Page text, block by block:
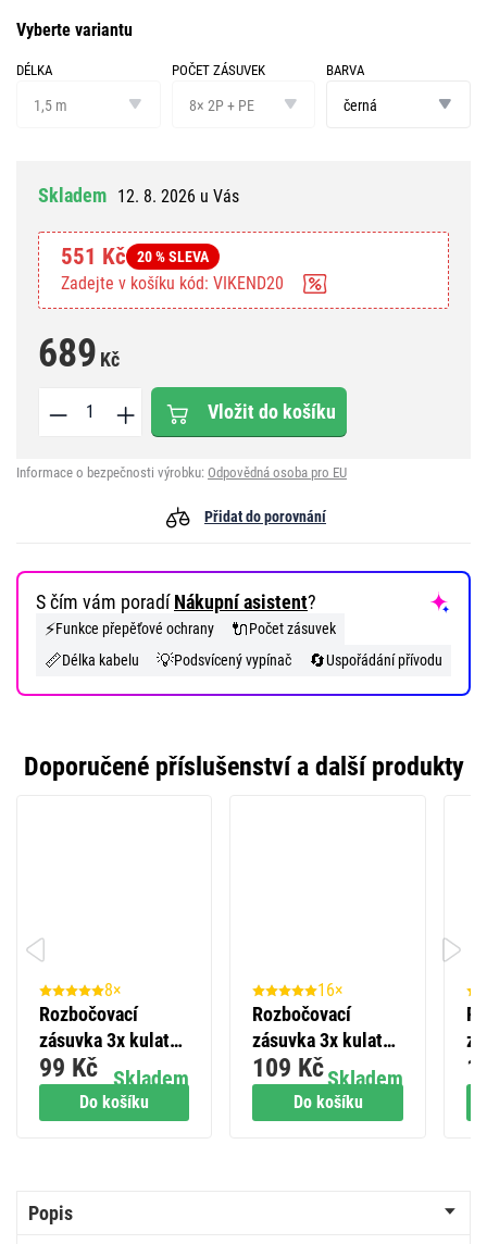
Vyberte variantu
DÉLKA
1,5 m
POČET ZÁSUVEK
zásuvek
8× 2P + PE
BARVA
černá
Skladem 12. 8. 2026 u Vás
551 Kč 20 % SLEVA
Zadejte v košíku kód: VIKEND20
689 Kč
Vložit do košíku
Informace o bezpečnosti výrobku: Odpovědná osoba pro EU
Přidat do porovnání
S čím vám poradíNákupní asistent?
⚡Funkce přepěťové ochrany 🔌Počet zásuvek
📏Délka kabelu 💡Podsvícený vypínač 🔄Uspořádání přívodu
Doporučené příslušenství a další produkty
Do košíku
8×
Rozbočovací
zásuvka 3x kulatá,
černá
Skladem
99 Kč
Do košíku
16×
Rozbočovací
zásuvka 3x kulatá,
bílá
Skladem
109 Kč
+
Popis